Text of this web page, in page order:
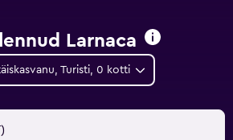
Larnaca
Turisti, 0 kotti